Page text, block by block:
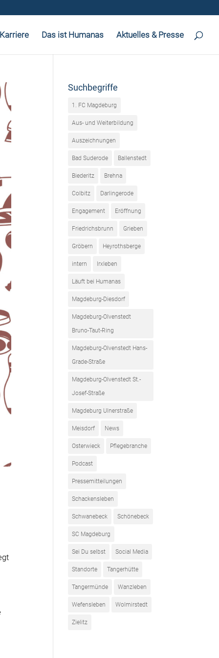
Das ist Humanas Aktuelles & Presse
Suchbegriffe
1. FC Magdeburg
Aus- und Weiterbildung
Auszeichnungen
Bad Suderode Ballenstedt
Biederitz Brehna
Colbitz Darlingerode
Engagement Eröffnung
Friedrichsbrunn Grieben
Gröbern Heyrothsberge
intern Irxleben
Läuft bei Humanas
Magdeburg-Diesdorf
Magdeburg-Olvenstedt
Bruno-Taut-Ring
Magdeburg-Olvenstedt Hans-
Grade-Straße
Magdeburg-Olvenstedt St.-
Josef-Straße
Magdeburg Ulnerstraße
Meisdorf News
Osterwieck Pflegebranche
Podcast
Pressemitteilungen
Schackensleben
Schwanebeck Schönebeck
SC Magdeburg
Sei Du selbst Social Media
Standorte Tangerhütte
Tangermünde Wanzleben
Wefensleben Wolmirstedt
Zielitz